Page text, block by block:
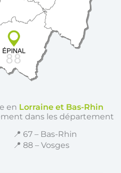
en Lorraine et Bas-Rhin
dans les département
📍 67 – Bas-Rhin
📍 88 – Vosges